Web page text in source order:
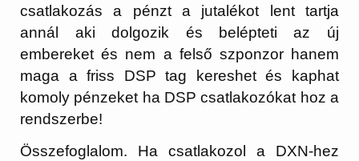
csatlakozás a pénzt a jutalékot lent tartja
annál aki dolgozik és belépteti az új
embereket és nem a felső szponzor hanem
maga a friss DSP tag kereshet és kaphat
komoly pénzeket ha DSP csatlakozókat hoz a
rendszerbe!
Összefoglalom. Ha csatlakozol a DXN-hez